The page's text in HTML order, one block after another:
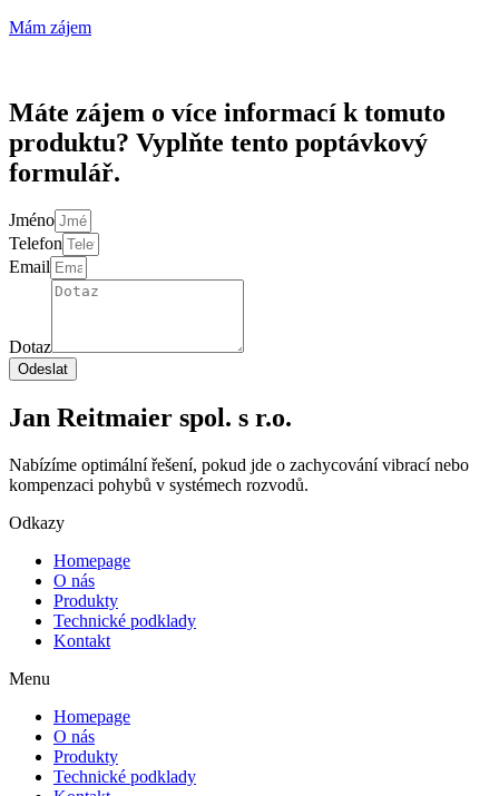
Mám zájem
Máte zájem o více informací k tomuto
produktu? Vyplňte tento poptávkový
formulář.
Jméno
Telefon
Email
Dotaz
Odeslat
Jan Reitmaier spol. s r.o.
Nabízíme optimální řešení, pokud jde o zachycování vibrací nebo
kompenzaci pohybů v systémech rozvodů.
Odkazy
Homepage
O nás
Produkty
Technické podklady
Kontakt
Menu
Homepage
O nás
Produkty
Technické podklady